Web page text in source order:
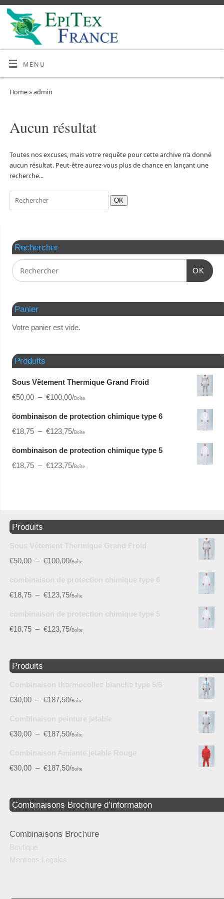
MENU
Home»admin
Aucun résultat
Toutes nos excuses, mais votre requête pour cette archive n’a donné
aucun résultat. Peut-être aurez-vous plus de chance en lançant une
recherche...
OK
Rechercher
OK
Panier
Votre panier est vide.
Produits
Sous Vêtement Thermique Grand Froid
€50,00 – €100,00/Boîte
combinaison de protection chimique type 6
€18,75 – €123,75/Boîte
combinaison de protection chimique type 5
€18,75 – €123,75/Boîte
Produits
Sous Vêtement Thermique Grand Froid
€50,00 – €100,00/Boîte
combinaison de protection chimique type 6
€18,75 – €123,75/Boîte
combinaison de protection chimique type 5
€18,75 – €123,75/Boîte
Produits
Combinaison thermocollee blanche type 5/6
€30,00 – €187,50/Boîte
Combinaison peinture jetable
€30,00 – €187,50/Boîte
Combinaison Amiante jetable Rouge
€30,00 – €187,50/Boîte
Combinaisons Brochure d’information
Combinaisons Brochure
Boutique
Mentions Legales